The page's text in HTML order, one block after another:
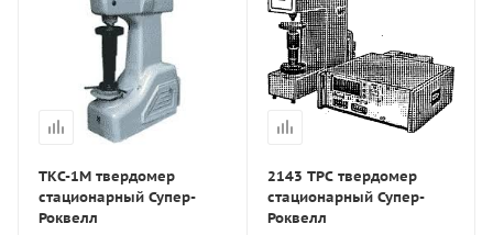
ТКС-1М твердомер
стационарный Супер-
Роквелл
2143 ТРС твердомер
стационарный Супер-
Роквелл